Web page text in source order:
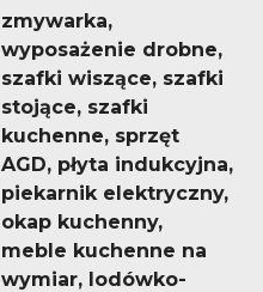
zmywarka,
wyposażenie drobne,
szafki wiszące, szafki
stojące, szafki
kuchenne, sprzęt
AGD, płyta indukcyjna,
piekarnik elektryczny,
okap kuchenny,
meble kuchenne na
wymiar, lodówko-